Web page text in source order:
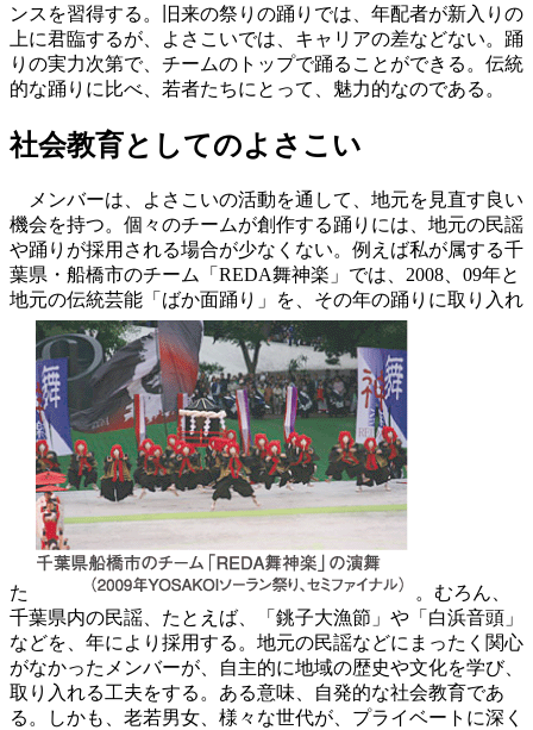
ンスを習得する。旧来の祭りの踊りでは、年配者が新入りの
上に君臨するが、よさこいでは、キャリアの差などない。踊
りの実力次第で、チームのトップで踊ることができる。伝統
的な踊りに比べ、若者たちにとって、魅力的なのである。
社会教育としてのよさこい
メンバーは、よさこいの活動を通して、地元を見直す良い
機会を持つ。個々のチームが創作する踊りには、地元の民謡
や踊りが採用される場合が少なくない。例えば私が属する千
葉県・船橋市のチーム「REDA舞神楽」では、2008、09年と
地元の伝統芸能「ばか面踊り」を、その年の踊りに取り入れ
た
。むろん、
千葉県内の民謡、たとえば、「銚子大漁節」や「白浜音頭」
などを、年により採用する。地元の民謡などにまったく関心
がなかったメンバーが、自主的に地域の歴史や文化を学び、
取り入れる工夫をする。ある意味、自発的な社会教育であ
る。しかも、老若男女、様々な世代が、プライベートに深く